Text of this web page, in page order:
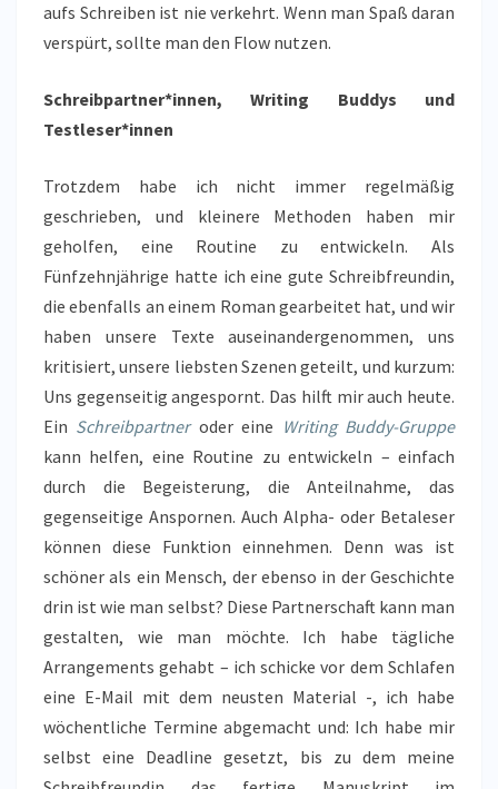
aufs Schreiben ist nie verkehrt. Wenn man Spaß daran
verspürt, sollte man den Flow nutzen.
Schreibpartner*innen, Writing Buddys und
Testleser*innen
Trotzdem habe ich nicht immer regelmäßig
geschrieben, und kleinere Methoden haben mir
geholfen, eine Routine zu entwickeln. Als
Fünfzehnjährige hatte ich eine gute Schreibfreundin,
die ebenfalls an einem Roman gearbeitet hat, und wir
haben unsere Texte auseinandergenommen, uns
kritisiert, unsere liebsten Szenen geteilt, und kurzum:
Uns gegenseitig angespornt. Das hilft mir auch heute.
Ein Schreibpartneroder eine Writing Buddy-Gruppe
kann helfen, eine Routine zu entwickeln – einfach
durch die Begeisterung, die Anteilnahme, das
gegenseitige Anspornen. Auch Alpha- oder Betaleser
können diese Funktion einnehmen. Denn was ist
schöner als ein Mensch, der ebenso in der Geschichte
drin ist wie man selbst? Diese Partnerschaft kann man
gestalten, wie man möchte. Ich habe tägliche
Arrangements gehabt – ich schicke vor dem Schlafen
eine E-Mail mit dem neusten Material -, ich habe
wöchentliche Termine abgemacht und: Ich habe mir
selbst eine Deadline gesetzt, bis zu dem meine